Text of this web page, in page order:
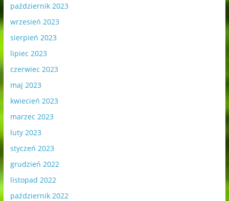
październik 2023
wrzesień 2023
sierpień 2023
lipiec 2023
czerwiec 2023
maj 2023
kwiecień 2023
marzec 2023
luty 2023
styczeń 2023
grudzień 2022
listopad 2022
październik 2022